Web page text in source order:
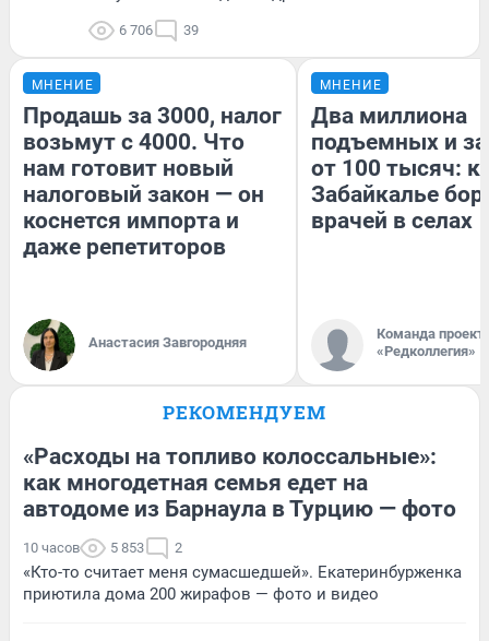
6 706 39
МНЕНИЕ
Продашь за 3000, налог
возьмут с 4000. Что
нам готовит новый
налоговый закон — он
коснется импорта и
даже репетиторов
Анастасия Завгородняя
МНЕНИЕ
Два миллиона
подъемных и
от 100 тысяч:
Забайкалье
врачей в селах
Команда
«Редколлегия»
РЕКОМЕНДУЕМ
«Расходы на топливо колоссальные»:
как многодетная семья едет на
автодоме из Барнаула в Турцию — фото
10 часов 5 853 2
«Кто-то считает меня сумасшедшей». Екатеринбурженка
приютила дома 200 жирафов — фото и видео